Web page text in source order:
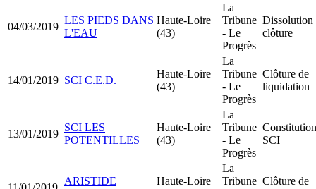
04/03/2019
LES PIEDS DANS
L'EAU
Haute-Loire
(43)
La
Tribune
- Le
Progrès
Dissolution
clôture
14/01/2019 SCI C.E.D.
Haute-Loire
(43)
La
Tribune
- Le
Progrès
Clôture de
liquidation
13/01/2019
SCI LES
POTENTILLES
Haute-Loire
(43)
La
Tribune
- Le
Progrès
Constitution
SCI
ARISTIDE
Haute-Loire
La
Tribune Clôture de